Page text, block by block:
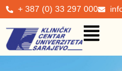
+ 387 (0) 33 297 000